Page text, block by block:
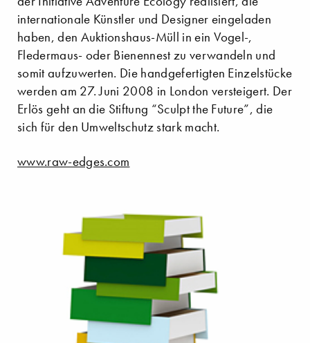
internationale Künstler und Designer eingeladen
haben, den Auktionshaus-Müll in ein Vogel-,
Fledermaus- oder Bienennest zu verwandeln und
somit aufzuwerten. Die handgefertigten Einzelstücke
werden am 27. Juni 2008 in London versteigert. Der
Erlös geht an die Stiftung “Sculpt the Future”, die
sich für den Umweltschutz stark macht.
www.raw-edges.com